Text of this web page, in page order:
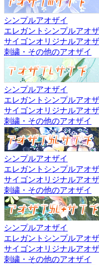
シンプルアオザイ
エレガントシンプルアオ
サイゴンオリジナルアオ
刺繍・その他のアオザイ
シンプルアオザイ
エレガントシンプルアオ
サイゴンオリジナルアオ
刺繍・その他のアオザイ
シンプルアオザイ
エレガントシンプルアオ
サイゴンオリジナルアオ
刺繍・その他のアオザイ
シンプルアオザイ
エレガントシンプルアオ
サイゴンオリジナルアオ
刺繍・その他のアオザイ